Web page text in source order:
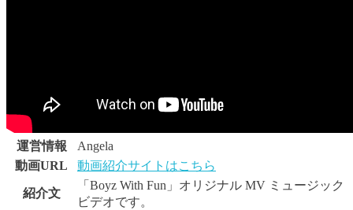
運営情報
Angela
動画URL
動画紹介サイトはこちら
紹介文
「Boyz With Fun」オリジナル MV ミュージック
ビデオです。